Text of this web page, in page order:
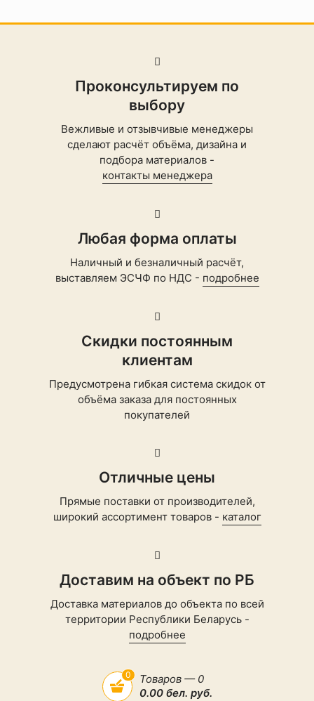
Проконсультируем по
выбору
Вежливые и отзывчивые менеджеры
сделают расчёт объёма, дизайна и
подбора материалов -
контакты менеджера
Любая форма оплаты
Наличный и безналичный расчёт,
выставляем ЭСЧФ по НДС - подробнее
Скидки постоянным
клиентам
Предусмотрена гибкая система скидок от
объёма заказа для постоянных
покупателей
Отличные цены
Прямые поставки от производителей,
широкий ассортимент товаров - каталог
Доставим на объект по РБ
Доставка материалов до объекта по всей
территории Республики Беларусь -
подробнее
0
Товаров — 0
0.00 бел. руб.